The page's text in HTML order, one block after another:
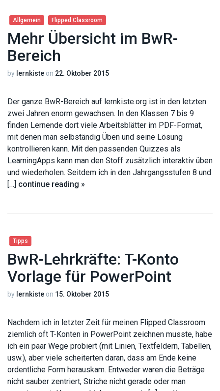
Allgemein Flipped Classroom
Mehr Übersicht im BwR-
Bereich
by lernkiste on 22. Oktober 2015
Der ganze BwR-Bereich auf lernkiste.org ist in den letzten
zwei Jahren enorm gewachsen. In den Klassen 7 bis 9
finden Lernende dort viele Arbeitsblätter im PDF-Format,
mit denen man selbständig Üben und seine Lösung
kontrollieren kann. Mit den passenden Quizzes als
LearningApps kann man den Stoff zusätzlich interaktiv üben
und wiederholen. Seitdem ich in den Jahrgangsstufen 8 und
[…] continue reading »
Tipps
BwR-Lehrkräfte: T-Konto
Vorlage für PowerPoint
by lernkiste on 15. Oktober 2015
Nachdem ich in letzter Zeit für meinen Flipped Classroom
ziemlich oft T-Konten in PowerPoint zeichnen musste, habe
ich ein paar Wege probiert (mit Linien, Textfeldern, Tabellen,
usw.), aber viele scheiterten daran, dass am Ende keine
ordentliche Form herauskam. Entweder waren die Beträge
nicht sauber zentriert, Striche nicht gerade oder man